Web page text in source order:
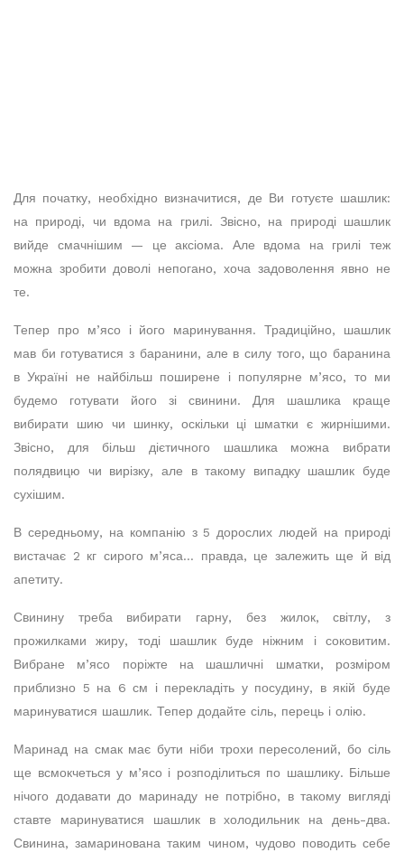
Для початку, необхідно визначитися, де Ви готуєте шашлик:
на природі, чи вдома на грилі. Звісно, на природі шашлик
вийде смачнішим — це аксіома. Але вдома на грилі теж
можна зробити доволі непогано, хоча задоволення явно не
те.
Тепер про м’ясо і його маринування. Традиційно, шашлик
мав би готуватися з баранини, але в силу того, що баранина
в Україні не найбільш поширене і популярне м’ясо, то ми
будемо готувати його зі свинини. Для шашлика краще
вибирати шию чи шинку, оскільки ці шматки є жирнішими.
Звісно, для більш дієтичного шашлика можна вибрати
полядвицю чи вирізку, але в такому випадку шашлик буде
сухішим.
В середньому, на компанію з 5 дорослих людей на природі
вистачає 2 кг сирого м’яса… правда, це залежить ще й від
апетиту.
Свинину треба вибирати гарну, без жилок, світлу, з
прожилками жиру, тоді шашлик буде ніжним і соковитим.
Вибране м’ясо поріжте на шашличні шматки, розміром
приблизно 5 на 6 см і перекладіть у посудину, в якій буде
маринуватися шашлик. Тепер додайте сіль, перець і олію.
Маринад на смак має бути ніби трохи пересолений, бо сіль
ще всмокчеться у м’ясо і розподілиться по шашлику. Більше
нічого додавати до маринаду не потрібно, в такому вигляді
ставте маринуватися шашлик в холодильник на день-два.
Свинина, замаринована таким чином, чудово поводить себе